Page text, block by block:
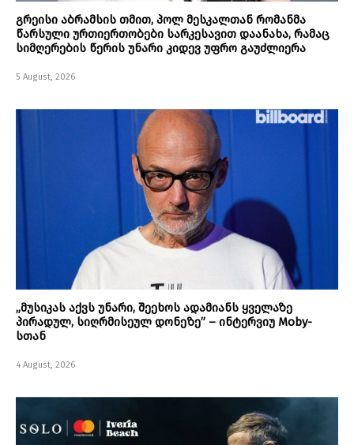
გრეისი აბრამსის თმით, პოლ მესკალთან რომანმა
წარსული ურთიერთობები სარკესავით დაანახა, რამაც
სიმღერების წერის უნარი კიდევ უფრო გაუძლიერა
5 August, 2026
„მუსიკას აქვს უნარი, შეეხოს ადამიანს ყველაზე
პირადულ, სიღრმისეულ დონეზე” – ინტერვიუ Moby-
სთან
4 August, 2026